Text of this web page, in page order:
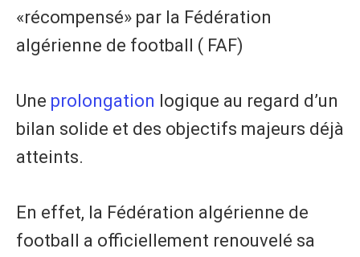
«récompensé» par la Fédération
algérienne de football ( FAF)
Une prolongation logique au regard d’un
bilan solide et des objectifs majeurs déjà
atteints.
En effet, la Fédération algérienne de
football a officiellement renouvelé sa